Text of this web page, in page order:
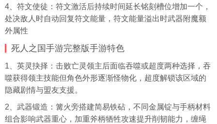
4、符文使徒：符文激活后持续时间延长铭刻槽位增加一个，
处决敌人时自动回复符文能量，符文能量溢出时武器附魔额
外属性
死人之国手游完整版手游特色
1、英灵抉择：击败亡灵领主后面临吞噬或超度两种选择，吞
噬获得领主技能但角色外形逐渐怪物化，超度解锁该区域的
隐藏剧情与盟友支援。
2、武器锻造：篝火旁搭建简易铁砧，不同金属锭与手柄材料
组合影响武器重心，加重斧柄牺牲攻速提升削韧能力，缠绳